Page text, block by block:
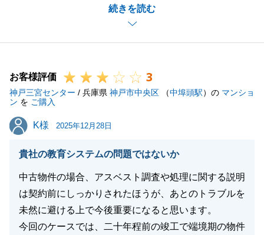
続きを読む
渡しまで完了することでできました。
今後とも、不動産でお困りの際はご連絡いただければ
と思います。宜しくお願いいたします。
閉じる
お客様評価 3
神戸三宮センター / 兵庫県 神戸市中央区 （中埠頭駅）の マンショ
ン を ご購入
K様
K様 2025年12月28日
貴社の教育システムの問題ではないか
中古物件の場合、アスベスト調査や処理に関する説明
は契約前にしっかりされたほうが、あとのトラブルを
未然に避ける上で今後重要になると思います。
今回のケースでは、二十年程前の竣工で端境期の物件